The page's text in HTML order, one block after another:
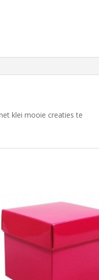
klei mooie creaties te